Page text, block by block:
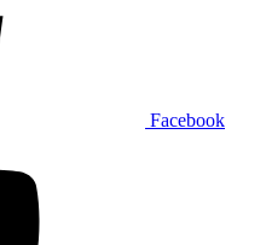
Facebook